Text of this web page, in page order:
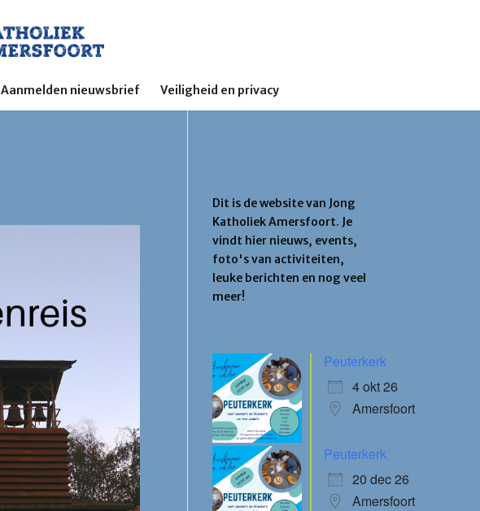
Aanmelden nieuwsbrief Veiligheid en privacy
Dit is de website van Jong
Katholiek Amersfoort. Je
vindt hier nieuws, events,
foto's van activiteiten,
leuke berichten en nog veel
meer!
Peuterkerk
4 okt 26
Amersfoort
Peuterkerk
20 dec 26
Amersfoort